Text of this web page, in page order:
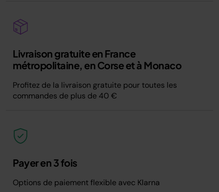
Livraison gratuite en France
métropolitaine, en Corse et à Monaco
Profitez de la livraison gratuite pour toutes les
commandes de plus de 40 €
Payer en 3 fois
Options de paiement flexible avec Klarna